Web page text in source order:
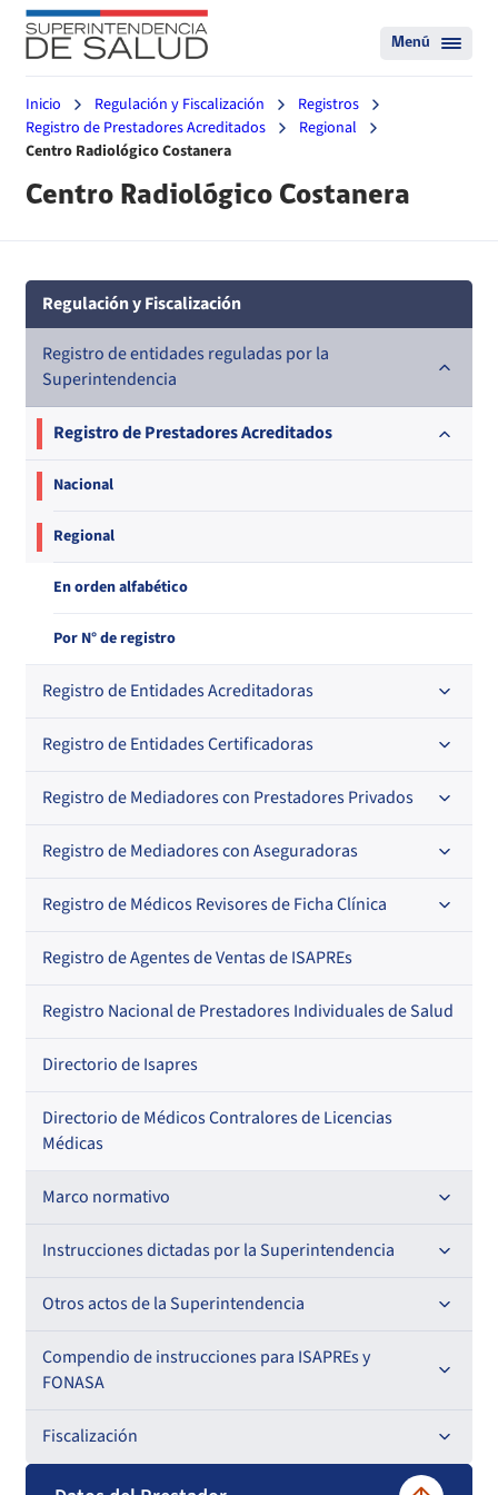
Menú
Inicio Regulación y Fiscalización
Registros
Registro de Prestadores Acreditados
Regional
Centro Radiológico Costanera
Centro Radiológico Costanera
Regulación y Fiscalización
Registro de entidades reguladas por la
Superintendencia
Registro de Prestadores Acreditados
Nacional
Regional
En orden alfabético
Por N° de registro
Registro de Entidades Acreditadoras
En orden alfabético
Por N° de registro
Regional
Registro de Entidades Certificadoras
Por orden alfabético
Por N° de registro
Registro de Mediadores con Prestadores Privados
Por orden alfabético
Por N° de registro
Por profesión
Regional
Registro de Mediadores con Aseguradoras
Regional
Por orden alfabético
Por profesión
Registro de Médicos Revisores de Ficha Clínica
Regional
Por orden alfabético
Por especialidad
Registro de Agentes de Ventas de ISAPREs
Registro Nacional de Prestadores Individuales de Salud
Directorio de Isapres
Directorio de Médicos Contralores de Licencias
Médicas
Marco normativo
Leyes
Decretos con Fuerza de Ley
Decretos
Instrucciones dictadas por la Superintendencia
Para ISAPREs y FONASA
Circulares
Resoluciones
Para Prestadores Institucionales
Circulares internas
Circulares
Para Entidades Certificadoras
Otros actos de la Superintendencia
Antecedentes preparatorios de normas que afecten a
EMT Ley N° 20.416
Comisión Evaluadora de Licitaciones Públicas
Convenios de colaboración
Compendio de instrucciones para ISAPREs y
FONASA
Compendio Beneficios
Compendio de Archivos Maestros
Fiscalización
Informes de fiscalización